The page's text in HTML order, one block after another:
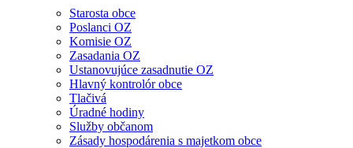
Starosta obce
Poslanci OZ
Komisie OZ
Zasadania OZ
Ustanovujúce zasadnutie OZ
Hlavný kontrolór obce
Tlačivá
Úradné hodiny
Služby občanom
Zásady hospodárenia s majetkom obce